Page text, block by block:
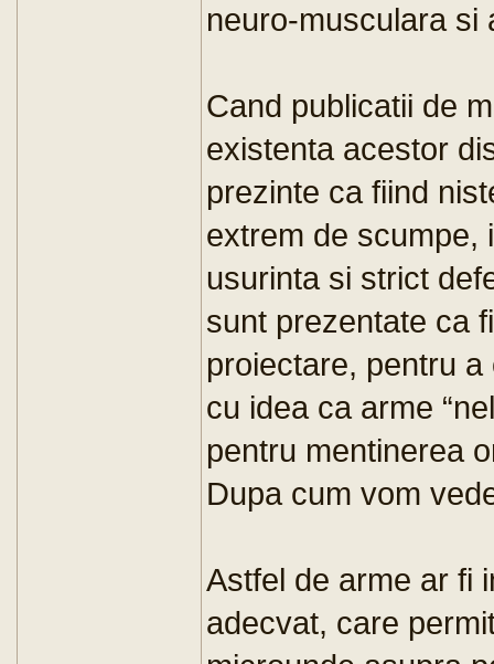
neuro-musculara si
Cand publicatii de
existenta acestor
prezinte ca fiind
extrem de scumpe,
usurinta si strict
sunt prezentate ca
proiectare, pentru
cu idea ca arme
pentru mentinerea
Dupa cum vom
Astfel de arme ar fi
adecvat, care